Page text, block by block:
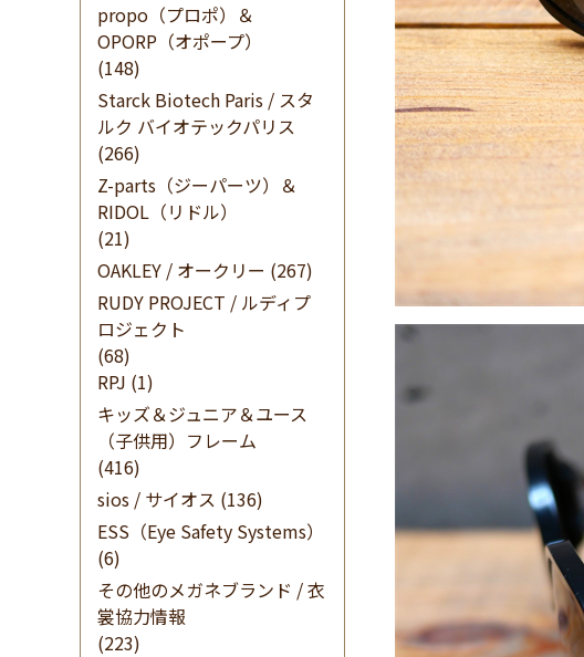
propo（プロポ）＆
OPORP（オポープ）
(148)
Starck Biotech Paris / スタ
ルク バイオテックパリス
(266)
Z-parts（ジーパーツ）＆
RIDOL（リドル）
(21)
OAKLEY / オークリー (267)
RUDY PROJECT / ルディプ
ロジェクト
(68)
RPJ (1)
キッズ＆ジュニア＆ユース
（子供用）フレーム
(416)
sios / サイオス (136)
ESS（Eye Safety Systems）
(6)
その他のメガネブランド / 衣
裳協力情報
(223)